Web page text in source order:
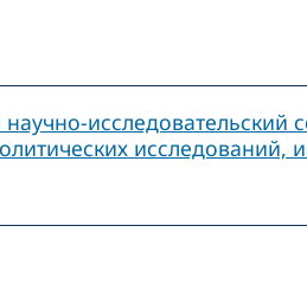
исследовательский